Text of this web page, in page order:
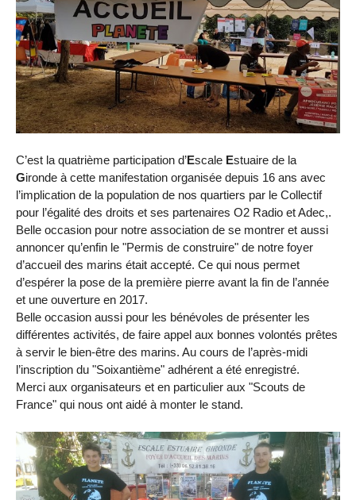
C’est la quatrième participation d’Escale Estuaire de la
Gironde à cette manifestation organisée depuis 16 ans avec
l’implication de la population de nos quartiers par le Collectif
pour l’égalité des droits et ses partenaires O2 Radio et Adec,.
Belle occasion pour notre association de se montrer et aussi
annoncer qu’enfin le "Permis de construire" de notre foyer
d’accueil des marins était accepté. Ce qui nous permet
d’espérer la pose de la première pierre avant la fin de l’année
et une ouverture en 2017.
Belle occasion aussi pour les bénévoles de présenter les
différentes activités, de faire appel aux bonnes volontés prêtes
à servir le bien-être des marins. Au cours de l’après-midi
l’inscription du "Soixantième" adhérent a été enregistré.
Merci aux organisateurs et en particulier aux "Scouts de
France" qui nous ont aidé à monter le stand.